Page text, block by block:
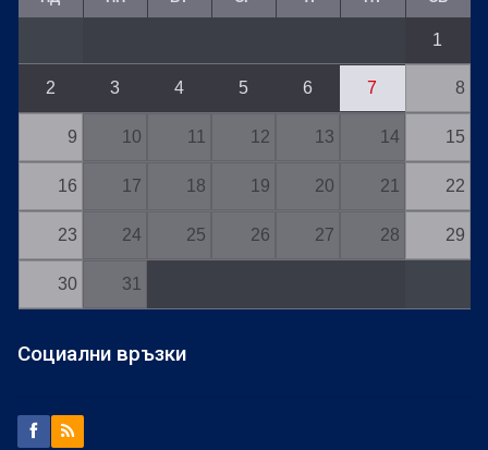
1
2 3 4 5 6 7 8
9 10 11 12 13 14 15
16 17 18 19 20 21 22
23 24 25 26 27 28 29
30 31
Социални връзки